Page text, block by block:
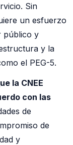
Sin
un esfuerzo
público y
y la
el PEG-5.
la CNEE
con las
de
de
y